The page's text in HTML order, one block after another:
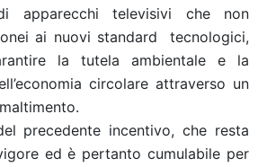
apparecchi televisivi che non
ai nuovi standard tecnologici,
la tutela ambientale e la
circolare attraverso un
precedente incentivo, che resta
ed è pertanto cumulabile per